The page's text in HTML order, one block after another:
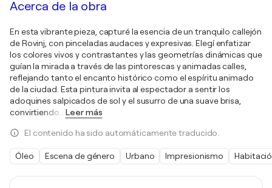
Acerca de la obra
En esta vibrante pieza, capturé la esencia de un tranquilo callejón
de Rovinj, con pinceladas audaces y expresivas. Elegí enfatizar
los colores vivos y contrastantes y las geometrías dinámicas que
guían la mirada a través de las pintorescas y animadas calles,
reflejando tanto el encanto histórico como el espíritu animado
de la ciudad. Esta pintura invita al espectador a sentir los
adoquines salpicados de sol y el susurro de una suave brisa,
convirtiendo
Leer más
El contenido ha sido automáticamente traducido.
Óleo Escena de género Urbano Impresionismo